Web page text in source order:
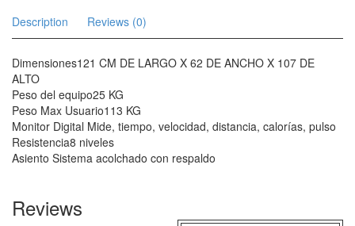
Description Reviews (0)
Dimensiones121 CM DE LARGO X 62 DE ANCHO X 107 DE
ALTO
Peso del equipo25 KG
Peso Max Usuario113 KG
Monitor Digital Mide, tiempo, velocidad, distancia, calorías, pulso
Resistencia8 niveles
Asiento Sistema acolchado con respaldo
Reviews